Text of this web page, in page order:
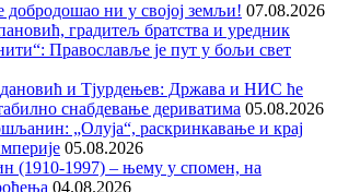
добродошао ни у својој земљи! 07.08.2026
градитељ братства и уредник
Православље је пут у бољи свет
и Тјурдењев: Држава и НИС ће
снабдевање дериватима 05.08.2026
„Олуја“, раскринкавање и крај
05.08.2026
(1910-1997) – њему у спомен, на
04.08.2026